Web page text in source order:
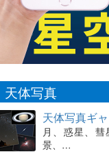
天体写真
天体写真ギ
月、惑星、
景、…